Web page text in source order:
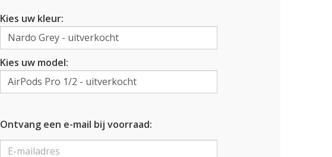
Kies uw kleur:
Kies uw model:
Ontvang een e-mail bij voorraad: